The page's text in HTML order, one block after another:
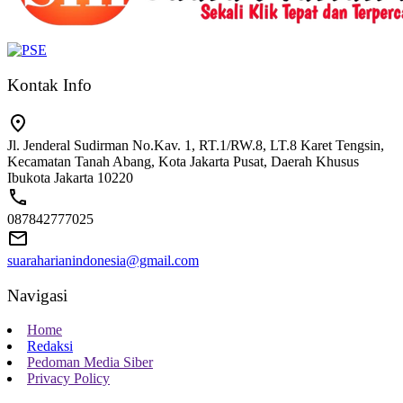
Kontak Info
Jl. Jenderal Sudirman No.Kav. 1, RT.1/RW.8, LT.8 Karet Tengsin,
Kecamatan Tanah Abang, Kota Jakarta Pusat, Daerah Khusus
Ibukota Jakarta 10220
087842777025
suaraharianindonesia@gmail.com
Navigasi
Home
Redaksi
Pedoman Media Siber
Privacy Policy